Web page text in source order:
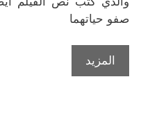
صفو حياتهما
المزيد